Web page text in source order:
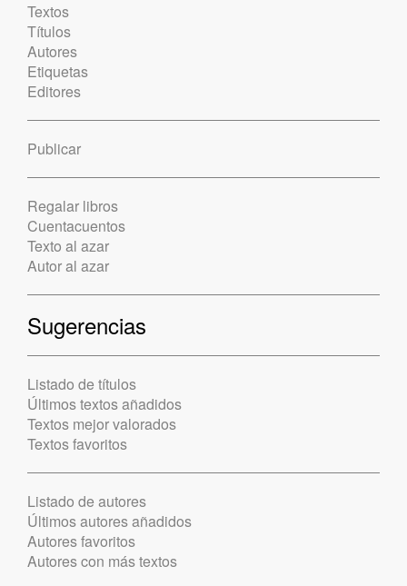
Textos
Títulos
Autores
Etiquetas
Editores
Publicar
Regalar libros
Cuentacuentos
Texto al azar
Autor al azar
Sugerencias
Listado de títulos
Últimos textos añadidos
Textos mejor valorados
Textos favoritos
Listado de autores
Últimos autores añadidos
Autores favoritos
Autores con más textos